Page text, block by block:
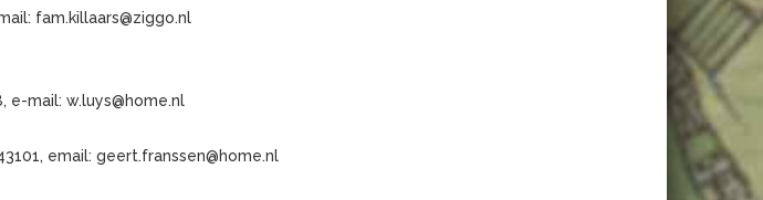
fam.killaars@ziggo.nl
e-mail: w.luys@home.nl
email: geert.franssen@home.nl